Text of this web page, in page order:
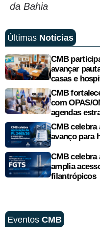
da Bahia
Últimas Notícias
CMB
avançar
casas e
CMB
com OPAS/
agendas
CMB celebra
avanço para
CMB celebra
amplia
filantrópicos
Eventos CMB